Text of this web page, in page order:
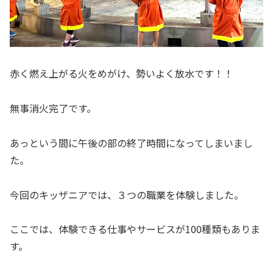
赤く燃え上がる火をめがけ、勢いよく放水です！！
無事消火完了です。
あっという間に午後の部の終了時間になってしまいまし
た。
今回のキッザニアでは、３つの職業を体験しました。
ここでは、体験できる仕事やサービスが100種類もありま
す。